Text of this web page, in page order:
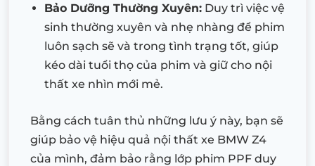
Bảo Dưỡng Thường Xuyên: Duy trì việc vệ
sinh thường xuyên và nhẹ nhàng để phim
luôn sạch sẽ và trong tình trạng tốt, giúp
kéo dài tuổi thọ của phim và giữ cho nội
thất xe nhìn mới mẻ.
Bằng cách tuân thủ những lưu ý này, bạn sẽ
giúp bảo vệ hiệu quả nội thất xe BMW Z4
của mình, đảm bảo rằng lớp phim PPF duy